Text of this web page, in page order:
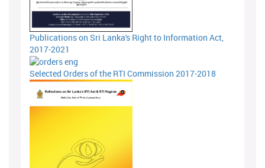
Publications on Sri Lanka's Right to Information Act,
2017-2021
Selected Orders of the RTI Commission 2017-2018